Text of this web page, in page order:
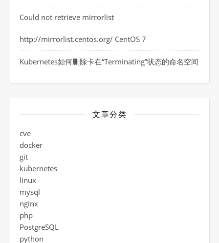
Could not retrieve mirrorlist
http://mirrorlist.centos.org/ CentOS 7
Kubernetes如何删除卡在“Terminating”状态的命名空间
文章分类
cve
docker
git
kubernetes
linux
mysql
nginx
php
PostgreSQL
python